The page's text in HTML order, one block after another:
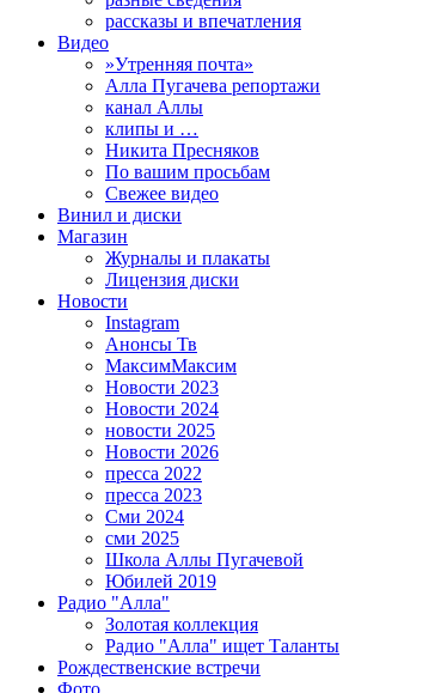
рассказы и впечатления
Видео
»Утренняя почта»
Алла Пугачева репортажи
канал Аллы
клипы и …
Никита Пресняков
По вашим просьбам
Свежее видео
Винил и диски
Магазин
Журналы и плакаты
Лицензия диски
Новости
Instagram
Анонсы Тв
МаксимМаксим
Новости 2023
Новости 2024
новости 2025
Новости 2026
пресса 2022
пресса 2023
Сми 2024
сми 2025
Школа Аллы Пугачевой
Юбилей 2019
Радио "Алла"
Золотая коллекция
Радио "Алла" ищет Таланты
Рождественские встречи
Фото